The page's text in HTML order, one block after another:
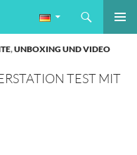
MENÜ
,UNBOXING UND VIDEO
TEST MIT